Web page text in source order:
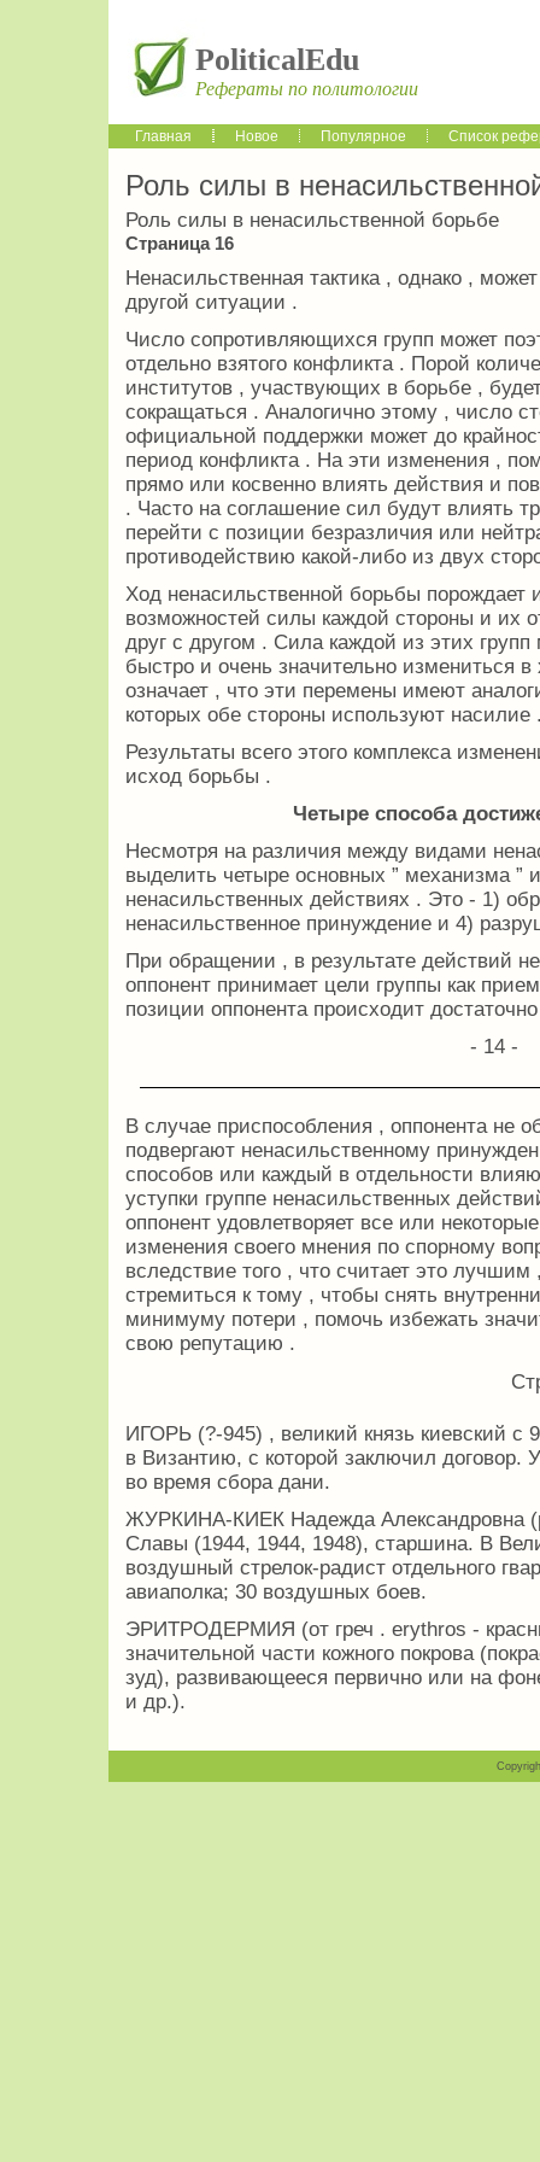
PoliticalEdu
Рефераты по политологии
Главная Новое Популярное Список
Роль силы в
Роль силы в ненасильственной борьбе
Страница 16
Ненасильственная тактика , однако ,
другой ситуации .
Число сопротивляющихся групп может
отдельно взятого конфликта . Порой
институтов , участвующих в борьбе ,
сокращаться . Аналогично этому , число
официальной поддержки может до
период конфликта . На эти изменения ,
прямо или косвенно влиять действия и
. Часто на соглашение сил будут влиять
перейти с позиции безразличия или
противодействию какой-либо из двух
Ход ненасильственной борьбы порождает
возможностей силы каждой стороны и их
друг с другом . Сила каждой из этих
быстро и очень значительно измениться
означает , что эти перемены имеют
которых обе стороны используют насилие
Результаты всего этого комплекса
исход борьбы .
Четыре способа
Несмотря на различия между видами
выделить четыре основных ” механизма ”
ненасильственных действиях . Это - 1)
ненасильственное принуждение и 4)
При обращении , в результате действий
оппонент принимает цели группы как
позиции оппонента происходит
- 14 -
В случае приспособления , оппонента не
подвергают ненасильственному
способов или каждый в отдельности
уступки группе ненасильственных
оппонент удовлетворяет все или
изменения своего мнения по спорному
вследствие того , что считает это
стремиться к тому , чтобы снять
минимуму потери , помочь избежать
свою репутацию .
ИГОРЬ (?-945) , великий князь киевский
в Византию, с которой заключил
во время сбора дани.
ЖУРКИНА-КИЕК Надежда Александровна
Славы (1944, 1944, 1948), старшина. В
воздушный стрелок-радист отдельного
авиаполка; 30 воздушных боев.
ЭРИТРОДЕРМИЯ (от греч . erythros -
значительной части кожного покрова
зуд), развивающееся первично или на
и др.).